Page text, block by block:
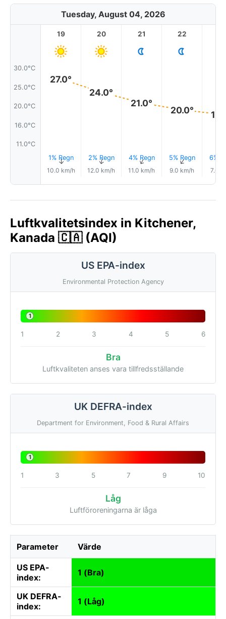
Tuesday, August 04, 2026
30.0°C
25.0°C
20.0°C
16.0°C
11.0°C
19
27.0°
1% Regn
↑
10.0 km/h
20
24.0°
2% Regn
↑
12.0 km/h
21
21.0°
4% Regn
↑
11.0 km/h
22
20.0°
5% Regn
↑
9.0 km/h
6%
7.0
Luftkvalitetsindex in Kitchener,
Kanada 🇨🇦 (AQI)
US EPA-index
Environmental Protection Agency
1
1 2 3 4 5 6
Bra
Luftkvaliteten anses vara tillfredsställande
UK DEFRA-index
Department for Environment, Food & Rural Affairs
1
1 3 5 7 9 10
Låg
Luftföroreningarna är låga
Parameter Värde
US EPA-
index:
1 (Bra)
UK DEFRA-
index:
1 (Låg)